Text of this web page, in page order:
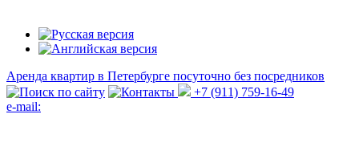
Аренда квартир в Петербурге посуточно без посредников
+7 (911) 759-16-49
e-mail: